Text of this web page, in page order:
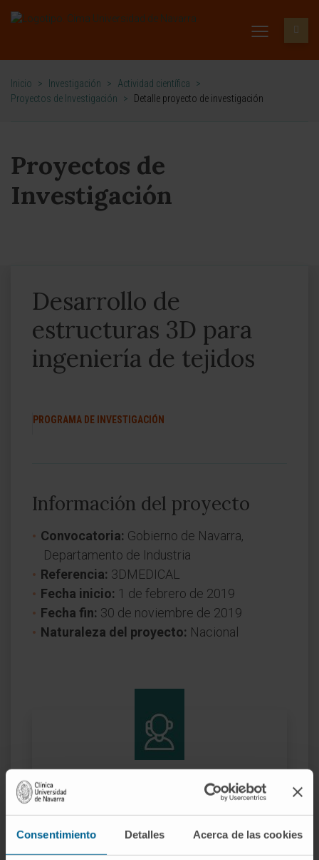
Consentimiento Detalles Acerca de las cookies
Inicio > Investigación > Actividad científica
>
Proyectos de Investigación
> Detalle proyecto de investigación
Proyectos de
Investigación
Desarrollo de
estructuras 3D para
ingeniería de tejidos
PROGRAMA DE INVESTIGACIÓN
Información del proyecto
Convocatoria: Gobierno de Navarra,
Departamento de Industria
Referencia: 3DMEDICAL
Fecha inicio: 1 de febrero de 2019
Fecha fin: 30 de noviembre de 2019
Naturaleza del proyecto: Nacional
¿Necesita más información?
Si quiere conocer más nuestra investigación,
contacte con Cima Universidad de Navarra.